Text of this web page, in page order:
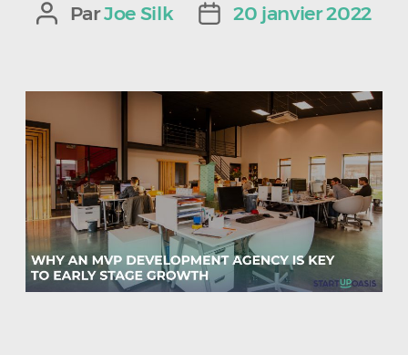
Auteur
ParJoe Silk
Date20 janvier 2022